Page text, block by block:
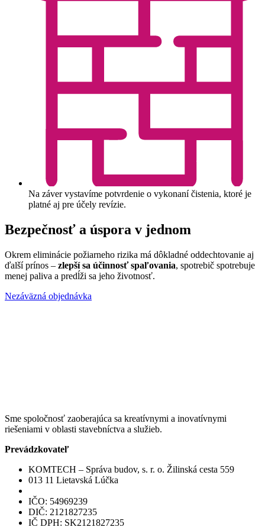
Na záver vystavíme potvrdenie o vykonaní čistenia, ktoré je
platné aj pre účely revízie.
Bezpečnosť a úspora v jednom
Okrem eliminácie požiarneho rizika má dôkladné oddechtovanie aj
ďalší prínos – zlepší sa účinnosť spaľovania, spotrebič spotrebuje
menej paliva a predĺži sa jeho životnosť.
Nezáväzná objednávka
Sme spoločnosť zaoberajúca sa kreatívnymi a inovatívnymi
riešeniami v oblasti stavebníctva a služieb.
Prevádzkovateľ
KOMTECH – Správa budov, s. r. o. Žilinská cesta 559
013 11 Lietavská Lúčka
IČO: 54969239
DIČ: 2121827235
IČ DPH: SK2121827235